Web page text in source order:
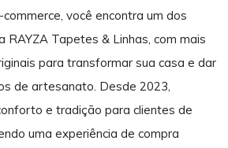
você encontra um dos
RAYZA Tapetes & Linhas, com mais
para transformar sua casa e dar
de artesanato. Desde 2023,
e tradição para clientes de
uma experiência de compra